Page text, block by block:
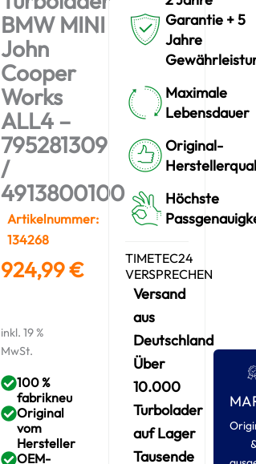
BMW MINI
John
Cooper
Works
ALL4 –
795281309
/
4913800100
Artikelnummer:
134268
924,99€
inkl. 19 %
MwSt.
100 %
fabrikneu
Original
vom
Hersteller
OEM-
Garantie + 5
Jahre
Maximale
Lebensdauer
Original-
Höchste
TIMETEC24
VERSPRECHEN
Versand
aus
Deutschland
Über
10.000
Turbolader
auf Lager
Tausende